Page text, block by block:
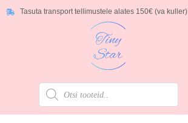
Tasuta transport tellimustele alates 150€ (va kuller)